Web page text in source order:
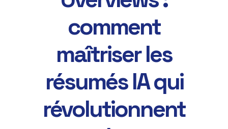
comment
maîtriser les
résumés IA qui
révolutionnent